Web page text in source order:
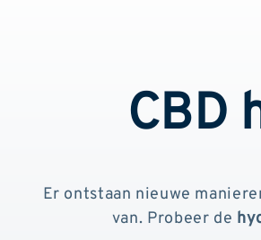
CBD
Er ontstaan nieuwe
van. Probeer de